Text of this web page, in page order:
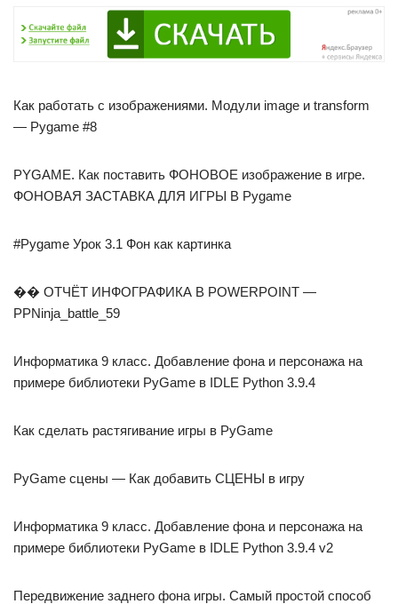
Как работать с изображениями. Модули image и transform
— Pygame #8
PYGAME. Как поставить ФОНОВОЕ изображение в игре.
ФОНОВАЯ ЗАСТАВКА ДЛЯ ИГРЫ В Pygame
#Pygame Урок 3.1 Фон как картинка
�� ОТЧЁТ ИНФОГРАФИКА В POWERPOINT —
PPNinja_battle_59
Информатика 9 класс. Добавление фона и персонажа на
примере библиотеки PyGame в IDLE Python 3.9.4
Как сделать растягивание игры в PyGame
PyGame cцены — Как добавить СЦЕНЫ в игру
Информатика 9 класс. Добавление фона и персонажа на
примере библиотеки PyGame в IDLE Python 3.9.4 v2
Передвижение заднего фона игры. Самый простой способ